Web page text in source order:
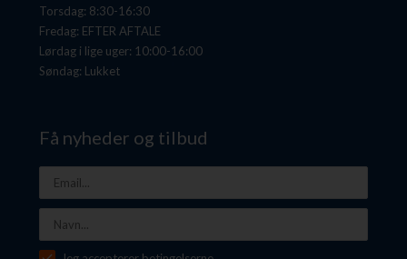
Torsdag: 8:30-16:30
Fredag: EFTER AFTALE
Lørdag i lige uger: 10:00-16:00
Søndag: Lukket
Få nyheder og tilbud